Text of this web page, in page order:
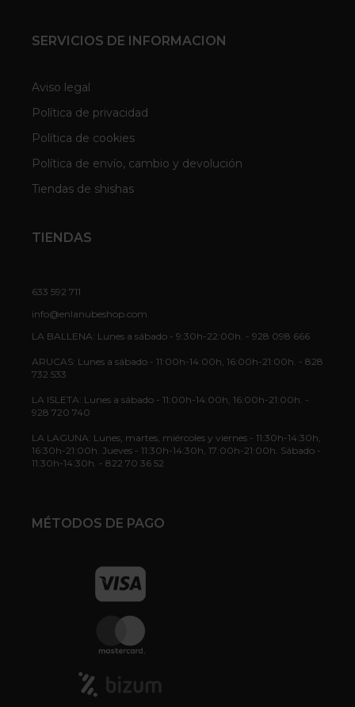
SERVICIOS DE INFORMACION
Aviso legal
Política de privacidad
Política de cookies
Política de envío, cambio y devolución
Tiendas de shishas
TIENDAS
633 592 711
info@enlanubeshop.com
LA BALLENA: Lunes a sábado - 9:30h-22:00h. - 928 098 666
ARUCAS: Lunes a sábado - 11:00h-14:00h, 16:00h-21:00h. - 828
732 533
LA ISLETA: Lunes a sábado - 11:00h-14:00h, 16:00h-21:00h. -
928 720 740
LA LAGUNA: Lunes, martes, miércoles y viernes - 11:30h-14:30h,
16:30h-21:00h. Jueves - 11:30h-14:30h, 17:00h-21:00h. Sábado -
11:30h-14:30h. - 822 70 36 52
MÉTODOS DE PAGO